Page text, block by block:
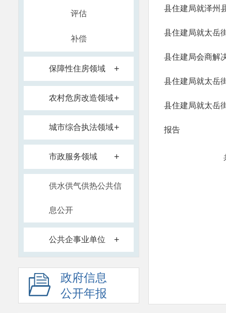
评估
补偿
保障性住房领域 +
农村危房改造领域+
城市综合执法领域+
市政服务领域 +
供水供气供热公共信
息公开
公共企事业单位 +
政府信息
公开年报
县住建局就太岳
县住建局就太岳
县住建局就太岳
报告